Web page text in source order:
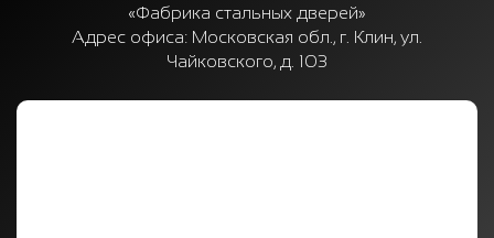
«Фабрика стальных дверей»
Адрес офиса: Московская обл., г. Клин, ул.
Чайковского, д. 103